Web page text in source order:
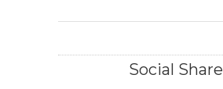
Social Share